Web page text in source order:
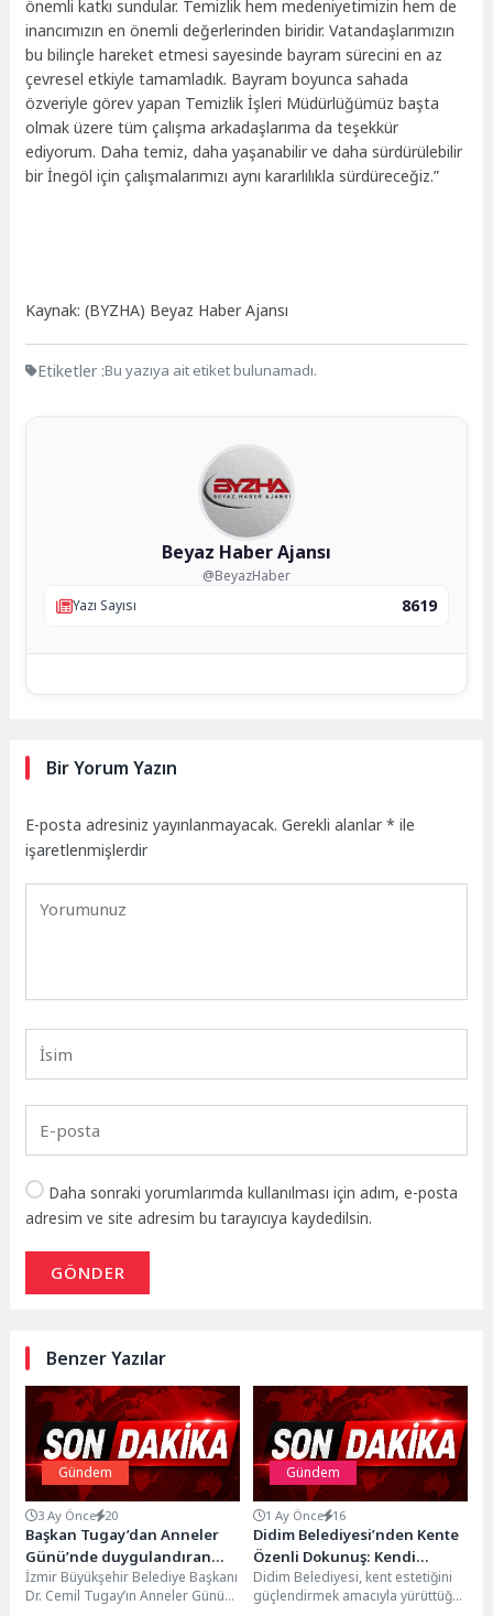
önemli katkı sundular. Temizlik hem medeniyetimizin hem de
inancımızın en önemli değerlerinden biridir. Vatandaşlarımızın
bu bilinçle hareket etmesi sayesinde bayram sürecini en az
çevresel etkiyle tamamladık. Bayram boyunca sahada
özveriyle görev yapan Temizlik İşleri Müdürlüğümüz başta
olmak üzere tüm çalışma arkadaşlarıma da teşekkür
ediyorum. Daha temiz, daha yaşanabilir ve daha sürdürülebilir
bir İnegöl için çalışmalarımızı aynı kararlılıkla sürdüreceğiz.”
Kaynak: (BYZHA) Beyaz Haber Ajansı
Etiketler :Bu yazıya ait etiket bulunamadı.
Beyaz Haber Ajansı
@BeyazHaber
Yazı Sayısı
8619
Bir Yorum Yazın
E-posta adresiniz yayınlanmayacak. Gerekli alanlar* ile
işaretlenmişlerdir
Daha sonraki yorumlarımda kullanılması için adım, e-posta
adresim ve site adresim bu tarayıcıya kaydedilsin.
GÖNDER
Benzer Yazılar
Gündem
3 Ay Önce 20
Başkan Tugay’dan Anneler
Günü’nde duygulandıran
sürpriz
İzmir Büyükşehir Belediye Başkanı
Dr. Cemil Tugay’ın Anneler Günü
Gündem
1 Ay Önce 16
Didim Belediyesi’nden Kente
Özenli Dokunuş: Kendi
Üretimi Çiçekler Toprakla
Buluşuyor
Didim Belediyesi, kent estetiğini
güçlendirmek amacıyla yürüttüğü